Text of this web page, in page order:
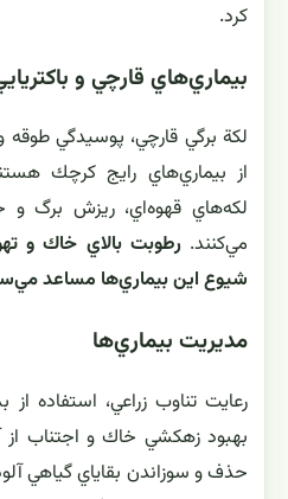
كرد.
بيماري‌هاي قارچي و
لکة برگي قارچي، پوسيدگي طوقه
از بيماري‌هاي رايج كرچك
لكه‌هاي قهوه‌اي، ريزش برگ و
مي‌كنند.رطوبت بالاي خاك و
شيوع اين بيماري‌ها مساعد
مديريت بيماري‌ها
رعايت تناوب زراعي، استفاده
بهبود زهكشي خاك و اجتناب از
حذف و سوزاندن بقاياي گياهي